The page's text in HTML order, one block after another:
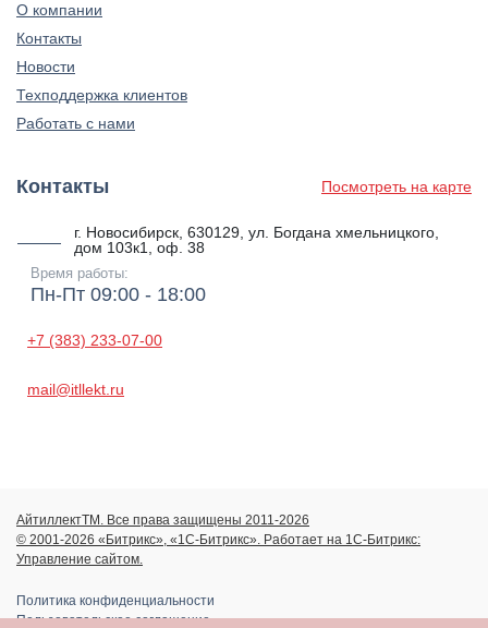
О компании
Контакты
Новости
Техподдержка клиентов
Работать с нами
Контакты
г. Новосибирск, 630129, ул. Богдана хмельницкого,
дом 103к1, оф. 38
Время работы:
Пн-Пт 09:00 - 18:00
+7 (383) 233-07-00
mail@itllekt.ru
Посмотреть на карте
АйтиллектТМ. Все права защищены 2011-2026
© 2001-2026 «Битрикс», «1С-Битрикс». Работает на 1С-Битрикс:
Управление сайтом.
Политика конфиденциальности
Пользовательское соглашение